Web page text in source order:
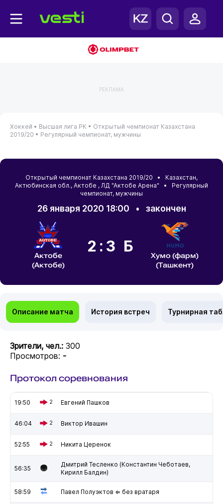
РЕКЛАМА
Хоккей • Высшая лига РК • Открытый чемпионат Казахстана
2019/20 • Регулярный чемпионат, мужчины
Открытый чемпионат Казахстана 2019/20 • Казахстан,
Актюбинская обл., Актобе , ЛД "Актобе Арена" • Регулярный
чемпионат, мужчины
26 января 2020 18:00 • закончен
Актобе
(Актобе)
2:3 Б
Хумо (фарм)
(Ташкент)
Описание матча История встреч Турнирная
Зрители, чел.: 300
Просмотров: -
Протокол соревнования
19:50 2 Евгений Пашков
46:04 2 Виктор Ивашин
52:55 2 Никита Церенок
56:35
Дмитрий Тесленко (Константин Чеботаев,
Кирилл Балдин)
58:59 Павел Полуэктов ⇐ без вратаря